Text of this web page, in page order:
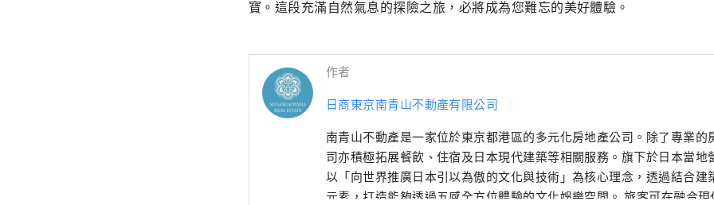
寶。這段充滿自然氣息的探險之旅，必將成為您難忘的美好體驗。
作者
日商東京南青山不動產有限公司
南青山不動產是一家位於東京都港區的多元化房地產公司。除了專業的
司亦積極拓展餐飲、住宿及日本現代建築等相關服務。旗下於日本當地
以「向世界推廣日本引以為傲的文化與技術」為核心理念，透過結合建
元素，打造能夠透過五感全方位體驗的文化娛樂空間。 旅客可在融合現代日式建築美學的